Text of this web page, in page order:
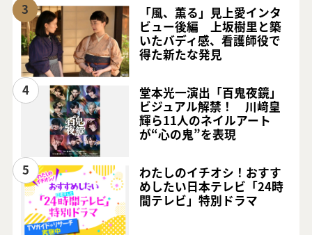
3
「風、薫る」見上愛インタ
ビュー後編 上坂樹里と築
いたバディ感、看護師役で
得た新たな発見
4
堂本光一演出「百鬼夜鏡」
ビジュアル解禁！ 川﨑皇
輝ら11人のネイルアート
が“心の鬼”を表現
5
わたしのイチオシ！おすす
めしたい日本テレビ「24時
間テレビ」特別ドラマ